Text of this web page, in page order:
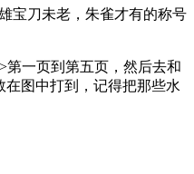
刀未老，朱雀才有的称号
一页到第五页，然后去和
图中打到，记得把那些水